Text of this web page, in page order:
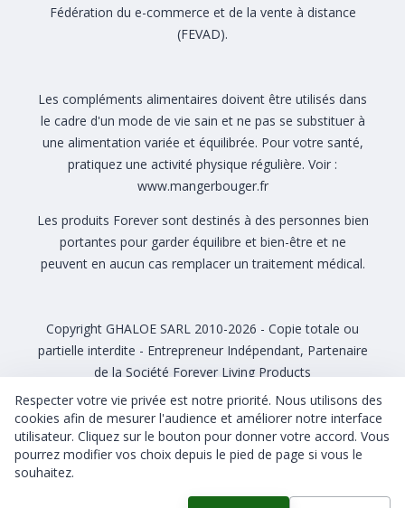
Fédération du e-commerce et de la vente à distance
(FEVAD).
Les compléments alimentaires doivent être utilisés dans
le cadre d'un mode de vie sain et ne pas se substituer à
une alimentation variée et équilibrée. Pour votre santé,
pratiquez une activité physique régulière. Voir :
www.mangerbouger.fr
Les produits Forever sont destinés à des personnes bien
portantes pour garder équilibre et bien-être et ne
peuvent en aucun cas remplacer un traitement médical.
Copyright GHALOE SARL 2010-2026 - Copie totale ou
partielle interdite - Entrepreneur Indépendant, Partenaire
de la Société Forever Living Products
CGU CGV Gérer mes cookies
Respecter votre vie privée est notre priorité. Nous utilisons des
cookies afin de mesurer l'audience et améliorer notre interface
utilisateur. Cliquez sur le bouton pour donner votre accord. Vous
pourrez modifier vos choix depuis le pied de page si vous le
souhaitez.